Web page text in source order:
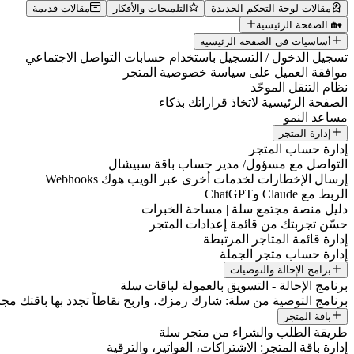
مقالات لوحة التحكم الجديدة التلميحات والأفكار
مقالات قديمة
🏡 الصفحة الرئيسية
أساسيات في الصفحة الرئيسية
تسجيل الدخول / التسجيل باستخدام حسابات التواصل الاجتماعي
موافقة العميل على سياسة خصوصية المتجر
نظام التنقل الموحّد
الصفحة الرئيسية لاتخاذ قراراتك بذكاء
مساعد النمو
إدارة المتجر
إدارة حساب المتجر
التواصل مع مسؤول/ مدير حساب باقة سبيشال
إرسال الإخطارات لخدمات أخرى عبر الويب هوك Webhooks
الربط مع Claude وChatGPT
دليل منصة مجتمع سلة | مساحة الخبرات
حسّن تجربتك من قائمة إعدادات المتجر
إدارة قائمة المتاجر المرتبطة
إدارة حساب متجر الجملة
برامج الإحالة والتوصيات
برنامج الإحالة - التسويق بالعمولة لباقات سلة
برنامج التوصية من سلة: شارك رمزك، واربح نقاطاً تجدد بها باقتك
باقة المتجر
طريقة الطلب والشراء من متجر سلة
إدارة باقة المتجر: الاشتراكات، الفواتير، والترقية